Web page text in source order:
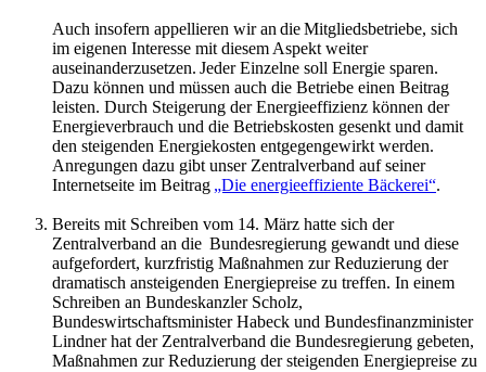
Auch insofern appellieren wir an die Mitgliedsbetriebe, sich
im eigenen Interesse mit diesem Aspekt weiter
auseinanderzusetzen. Jeder Einzelne soll Energie sparen.
Dazu können und müssen auch die Betriebe einen Beitrag
leisten. Durch Steigerung der Energieeffizienz können der
Energieverbrauch und die Betriebskosten gesenkt und damit
den steigenden Energiekosten entgegengewirkt werden.
Anregungen dazu gibt unser Zentralverband auf seiner
Internetseite im Beitrag „Die energieeffiziente Bäckerei“.
Bereits mit Schreiben vom 14. März hatte sich der
Zentralverband an die Bundesregierung gewandt und diese
aufgefordert, kurzfristig Maßnahmen zur Reduzierung der
dramatisch ansteigenden Energiepreise zu treffen. In einem
Schreiben an Bundeskanzler Scholz,
Bundeswirtschaftsminister Habeck und Bundesfinanzminister
Lindner hat der Zentralverband die Bundesregierung gebeten,
Maßnahmen zur Reduzierung der steigenden Energiepreise zu